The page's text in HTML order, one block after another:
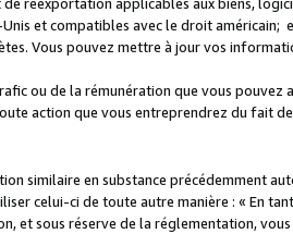
réexportation applicables aux biens,
et compatibles avec le droit américain;
Vous pouvez mettre à jour vos
ou de la rémunération que vous
action que vous entreprendrez du fait
similaire en substance précédemment
celui-ci de toute autre manière : « En
et sous réserve de la réglementation,